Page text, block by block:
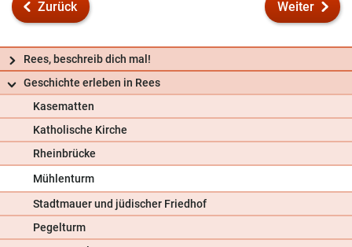
Zurück Weiter
Rees, beschreib dich mal!
Geschichte erleben in Rees
Kasematten
Katholische Kirche
Rheinbrücke
Mühlenturm
Stadtmauer und jüdischer Friedhof
Pegelturm